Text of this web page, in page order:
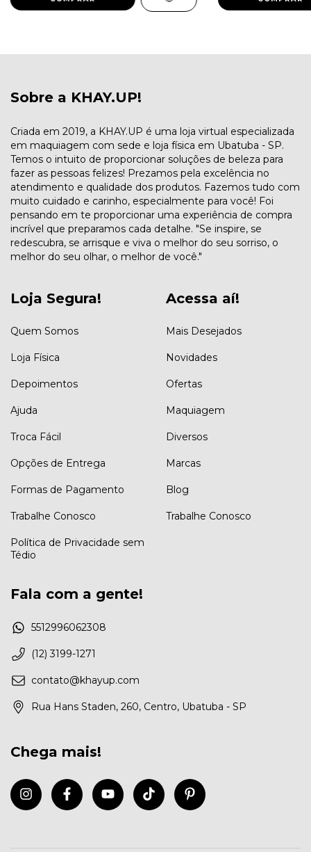
Sobre a KHAY.UP!
Criada em 2019, a KHAY.UP é uma loja virtual especializada
em maquiagem com sede e loja física em Ubatuba - SP.
Temos o intuito de proporcionar soluções de beleza para
fazer as pessoas felizes! Prezamos pela excelência no
atendimento e qualidade dos produtos. Fazemos tudo com
muito cuidado e carinho, especialmente para você! Foi
pensando em te proporcionar uma experiência de compra
incrível que preparamos cada detalhe. "Se inspire, se
redescubra, se arrisque e viva o melhor do seu sorriso, o
melhor do seu olhar, o melhor de você."
Loja Segura!
Quem Somos
Loja Física
Depoimentos
Ajuda
Troca Fácil
Opções de Entrega
Formas de Pagamento
Trabalhe Conosco
Política de Privacidade sem
Tédio
Acessa aí!
Mais Desejados
Novidades
Ofertas
Maquiagem
Diversos
Marcas
Blog
Trabalhe Conosco
Fala com a gente!
5512996062308
(12) 3199-1271
contato@khayup.com
Rua Hans Staden, 260, Centro, Ubatuba - SP
Chega mais!